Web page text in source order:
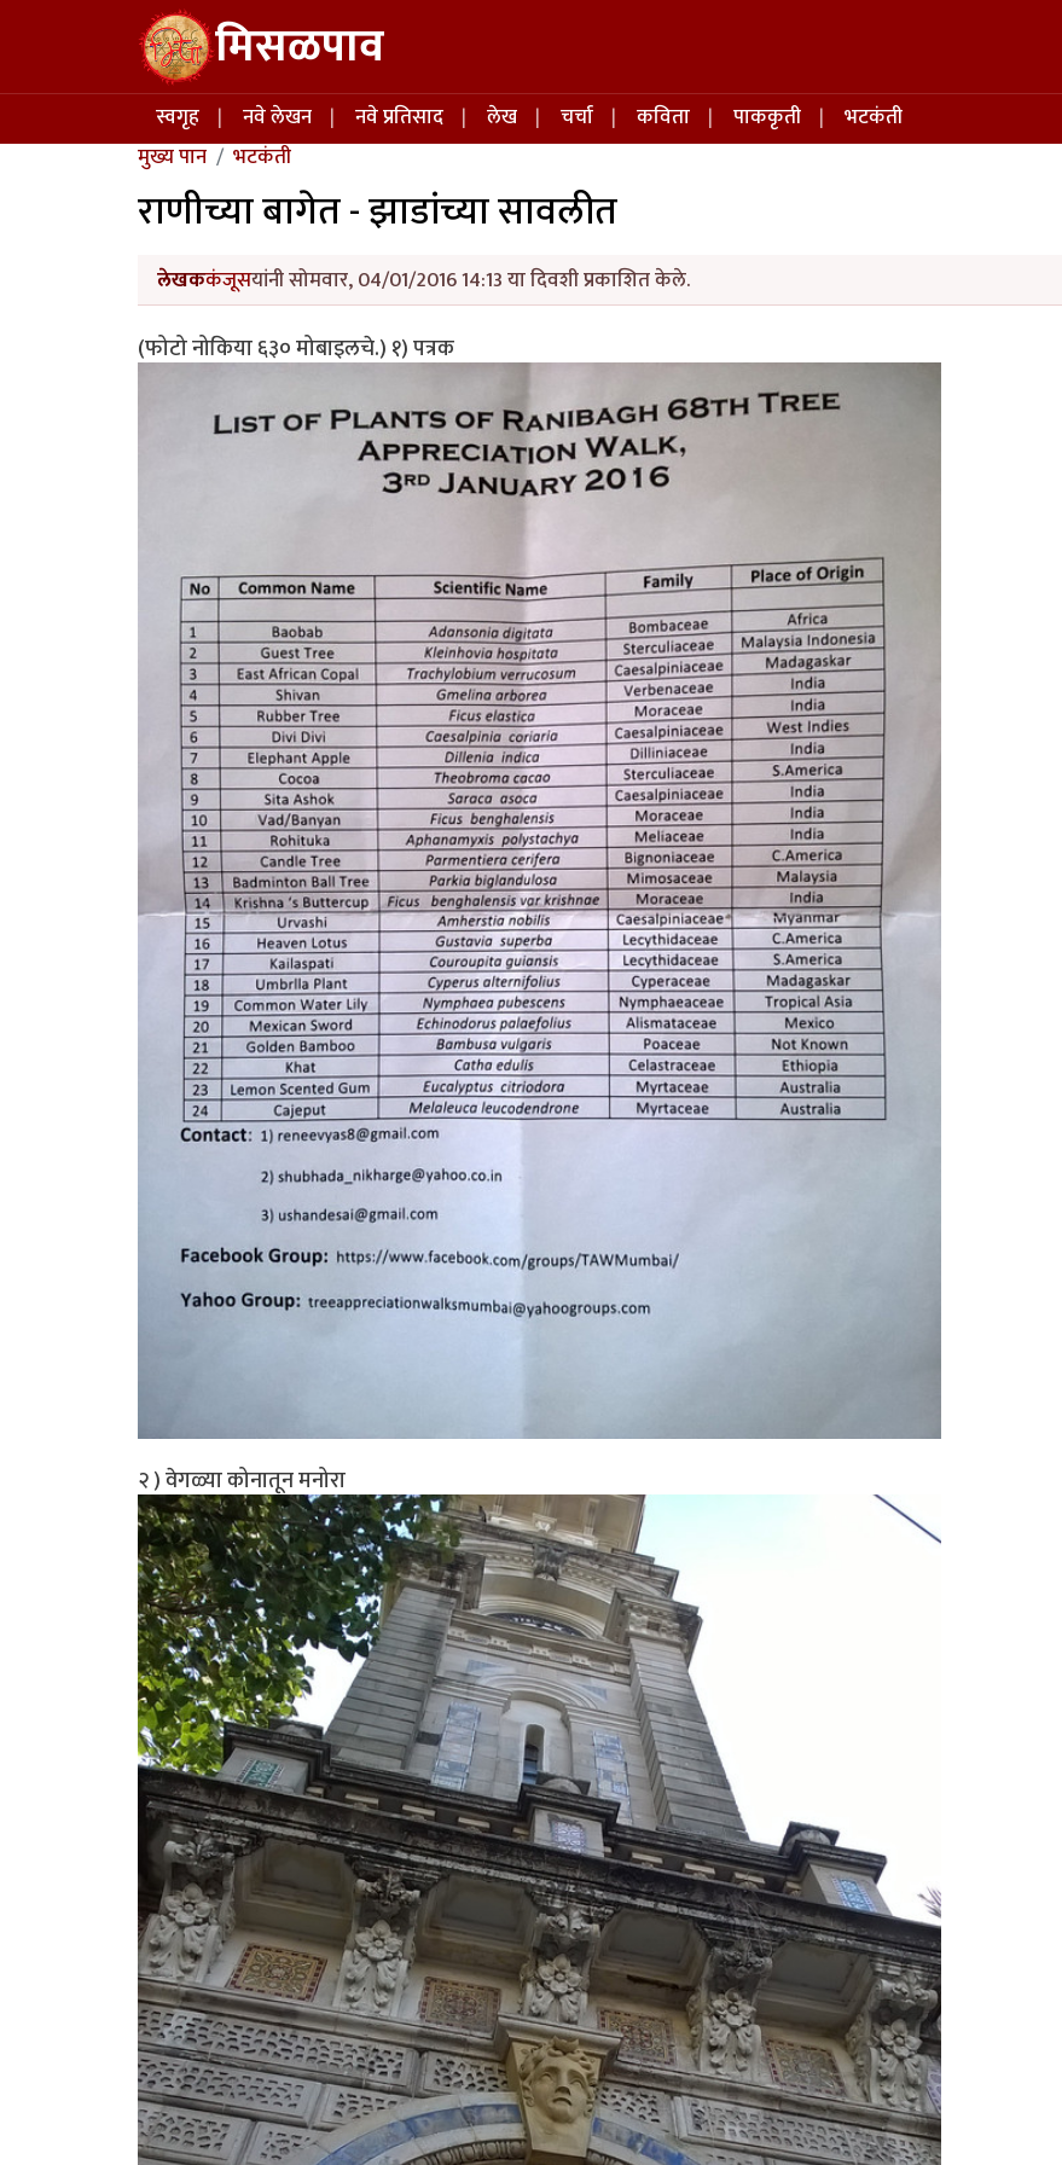
Skip to main content मिसळपाव
Main navigation
स्वगृह नवे लेखन नवे प्रतिसाद लेख चर्चा कविता पाककृती
भटकंती
मुख्य पान
भटकंती
राणीच्या बागेत - झाडांच्या सावलीत
लेखककंजूसयांनी सोमवार, 04/01/2016 14:13 या दिवशी प्रकाशित केले.
(फोटो नोकिया ६३० मोबाइलचे.) १) पत्रक
२ ) वेगळ्या कोनातून मनोरा